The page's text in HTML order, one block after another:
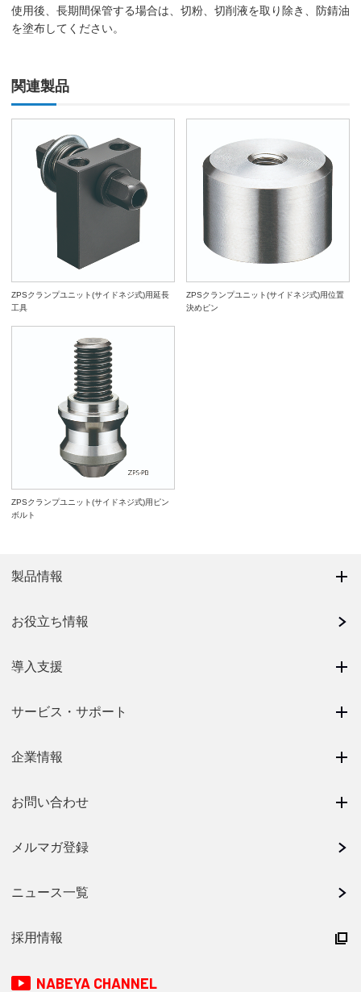
使用後、長期間保管する場合は、切粉、切削液を取り除き、防錆油
を塗布してください。
関連製品
ZPSクランプユニット(サイドネジ式)用延長
工具
ZPSクランプユニット(サイドネジ式)用位置
決めピン
ZPSクランプユニット(サイドネジ式)用ピン
ボルト
製品情報
お役立ち情報
導入支援
サービス・サポート
企業情報
お問い合わせ
メルマガ登録
ニュース一覧
採用情報
NABEYA CHANNEL